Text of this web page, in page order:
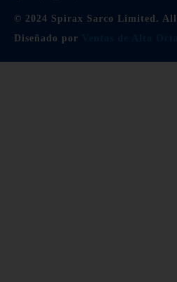
© 2024 Spirax Sarco Limited. All
Diseñado por